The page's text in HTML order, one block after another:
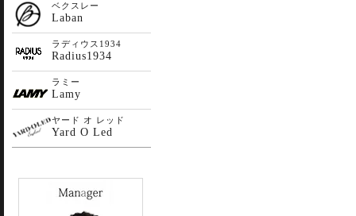
ベクスレー
Laban
ラディウス1934
Radius1934
ラミー
Lamy
ヤード オ レッド
Yard O Led